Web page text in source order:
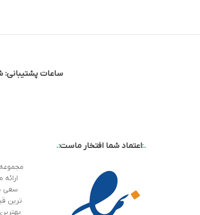
ساعات پشتیبانی:
.:اعتماد شما افتخار ماست:.
سعی
ترین